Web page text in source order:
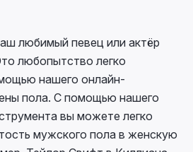
любимый певец или актёр
любопытство легко
нашего онлайн-
пола. С помощью нашего
вы можете легко
мужского пола в женскую